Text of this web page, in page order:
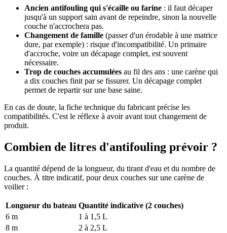
Ancien antifouling qui s'écaille ou farine : il faut décaper
jusqu'à un support sain avant de repeindre, sinon la nouvelle
couche n'accrochera pas.
Changement de famille (passer d'un érodable à une matrice
dure, par exemple) : risque d'incompatibilité. Un primaire
d'accroche, voire un décapage complet, est souvent
nécessaire.
Trop de couches accumulées au fil des ans : une carène qui
a dix couches finit par se fissurer. Un décapage complet
permet de repartir sur une base saine.
En cas de doute, la fiche technique du fabricant précise les
compatibilités. C'est le réflexe à avoir avant tout changement de
produit.
Combien de litres d'antifouling prévoir ?
La quantité dépend de la longueur, du tirant d'eau et du nombre de
couches. À titre indicatif, pour deux couches sur une carène de
voilier :
Longueur du bateau Quantité indicative (2 couches)
6 m
1 à 1,5 L
8 m
2 à 2,5 L